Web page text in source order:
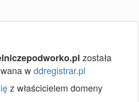
została
wddregistrar.pl
z właścicielem domeny